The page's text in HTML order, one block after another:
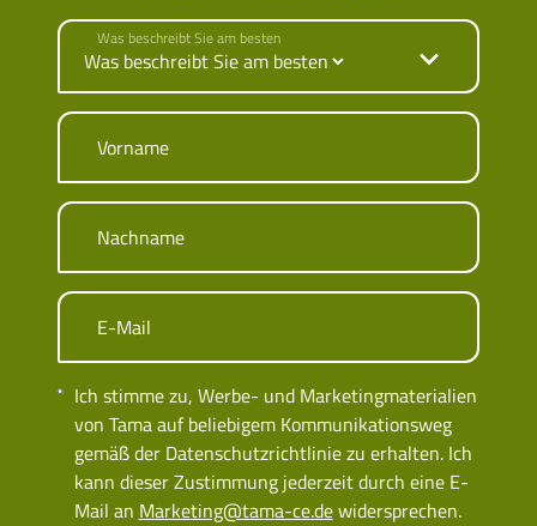
Was beschreibt Sie am besten
Vorname
Nachname
E-Mail
Ich stimme zu, Werbe- und Marketingmaterialien
von Tama auf beliebigem Kommunikationsweg
gemäß der Datenschutzrichtlinie zu erhalten. Ich
kann dieser Zustimmung jederzeit durch eine E-
Mail an Marketing@tama-ce.dewidersprechen.